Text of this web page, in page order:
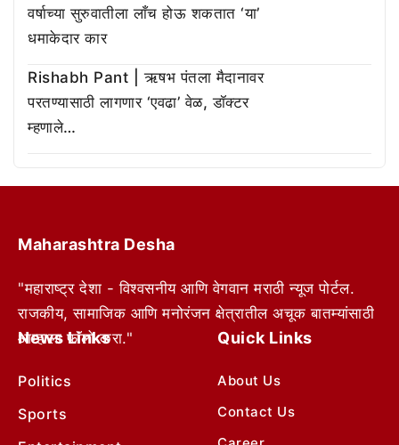
वर्षाच्या सुरुवातीला लाँच होऊ शकतात ‘या’
धमाकेदार कार
Rishabh Pant | ऋषभ पंतला मैदानावर
परतण्यासाठी लागणार ‘एवढा’ वेळ, डॉक्टर
म्हणाले…
Maharashtra Desha
"महाराष्ट्र देशा - विश्वसनीय आणि वेगवान मराठी न्यूज पोर्टल.
राजकीय, सामाजिक आणि मनोरंजन क्षेत्रातील अचूक बातम्यांसाठी
आम्हाला फॉलो करा."
News Links
Politics
Sports
Quick Links
About Us
Contact Us